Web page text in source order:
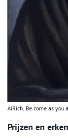
AiRich, Be.come as you
Prijzen en